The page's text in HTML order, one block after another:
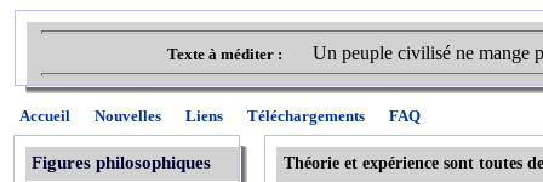
Texte à méditer : Un peuple civilisé ne mange
Accueil Nouvelles Liens Téléchargements FAQ
Figures philosophiques Théorie et expérience sont toutes